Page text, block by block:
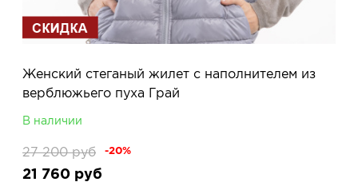
Женский стеганый жилет с наполнителем из
верблюжьего пуха Грай
В наличии
27 200 руб -20%
21 760 руб